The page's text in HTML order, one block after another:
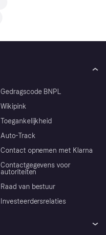
Gedragscode BNPL
Wikipink
Toegankelijkheid
Auto-Track
Contact opnemen met Klarna
Contactgegevens voor
autoriteiten
Raad van bestuur
Investeerdersrelaties